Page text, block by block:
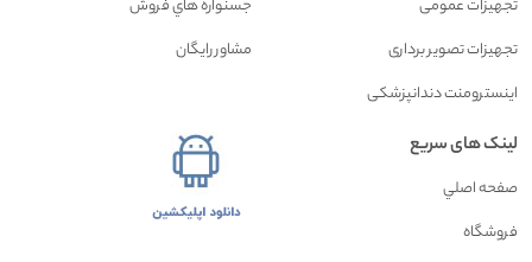
تجهیزات عمومی
تجهیزات تصویر برداری
اینسترومنت دندانپزشکی
جسنواره هاي فروش
مشاور رايگان
لینک های سریع
صفحه اصلي
فروشگاه